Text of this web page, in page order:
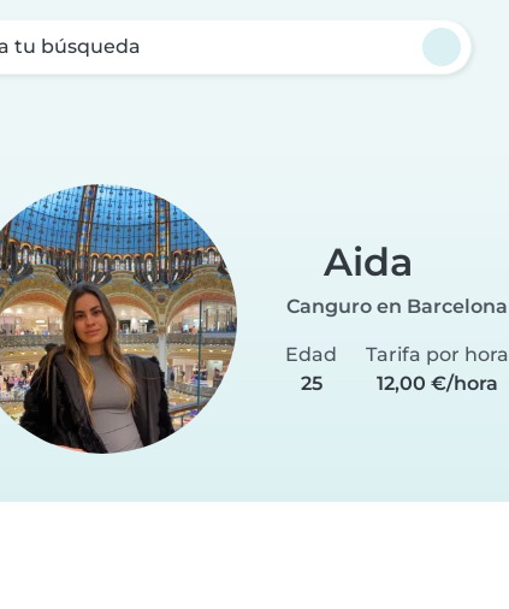
tu búsqueda
Aida
Canguro en Barcelona
Edad
25
Tarifa por hora
12,00 €/hora